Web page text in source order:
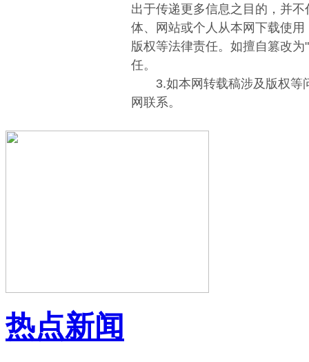
出于传递更多信息之目的，并
体、网站或个人从本网下载使用
版权等法律责任。如擅自篡改
任。
3.如本网转载稿涉及版权等
网联系。
热点新闻